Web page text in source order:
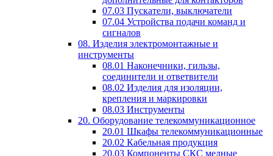
07.03 Пускатели, выключатели
07.04 Устройства подачи команд и
сигналов
08. Изделия электромонтажные и
инструменты
08.01 Наконечники, гильзы,
соединители и ответвители
08.02 Изделия для изоляции,
крепления и маркировки
08.03 Инструменты
20. Оборудование телекоммуникационное
20.01 Шкафы телекоммуникационные
20.02 Кабельная продукция
20.03 Компоненты СКС медные